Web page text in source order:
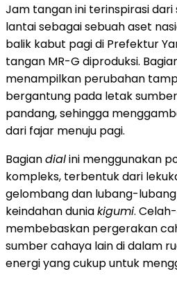
Jam tangan ini terinspirasi
lantai sebagai sebuah aset
balik kabut pagi di Prefektur
tangan MR-G diproduksi.
menampilkan perubahan
bergantung pada letak
pandang, sehingga
dari fajar menuju pagi.
Bagiandialini menggunakan
kompleks, terbentuk dari
gelombang dan lubang-
keindahan duniakigumi.
membebaskan pergerakan
sumber cahaya lain di dalam
energi yang cukup untuk